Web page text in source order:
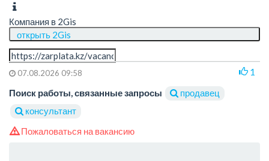
Компания в 2Gis
открыть 2Gis
07.08.2026 09:58
1
Поиск работы, связанные запросы
продавец
консультант
Пожаловаться на вакансию